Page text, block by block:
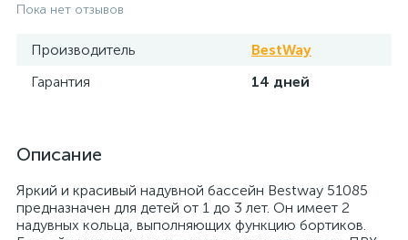
Пока нет отзывов
Производитель
BestWay
Гарантия
14 дней
Описание
Яркий и красивый надувной бассейн Bestway 51085
предназначен для детей от 1 до 3 лет. Он имеет 2
надувных кольца, выполняющих функцию бортиков.